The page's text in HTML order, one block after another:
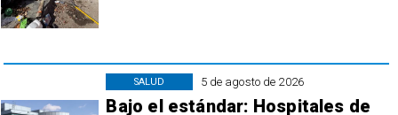
5 de agosto de 2026
Bajo el estándar: Hospitales de
SALUD